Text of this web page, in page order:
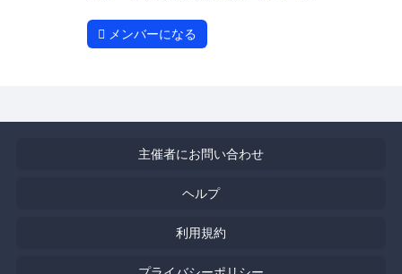
メンバーになる
主催者にお問い合わせ
ヘルプ
利用規約